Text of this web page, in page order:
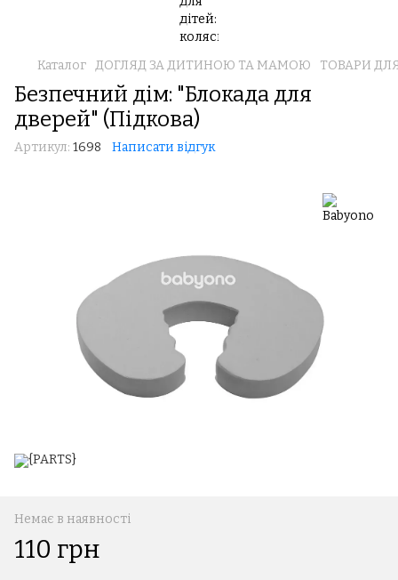
Каталог ДОГЛЯД ЗА ДИТИНОЮ ТА МАМОЮ ТОВАРИ
Безпечний дім: "Блокада для
дверей" (Підкова)
Артикул: 1698 Написати відгук
Немає в наявності
110 грн